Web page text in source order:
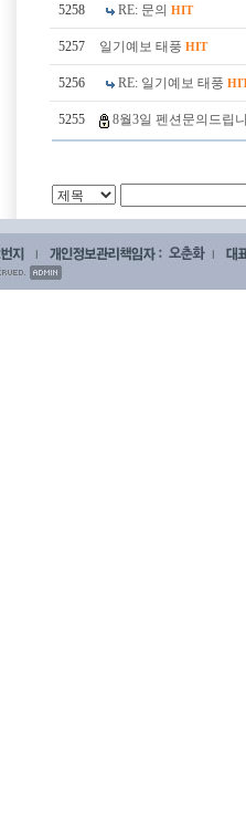
5258 RE: 문의 HIT
5257 일기예보 태풍 HIT
5256 RE: 일기예보 태풍
5255 8월3일 펜션문의드립